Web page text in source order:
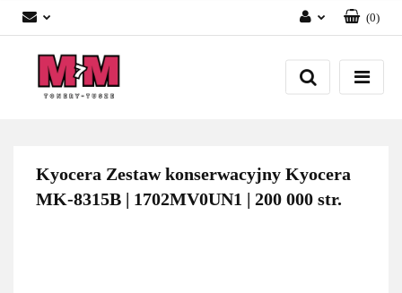
Zaloguj się
Załóż konto
(0)
Kyocera Zestaw konserwacyjny Kyocera
MK-8315B | 1702MV0UN1 | 200 000 str.